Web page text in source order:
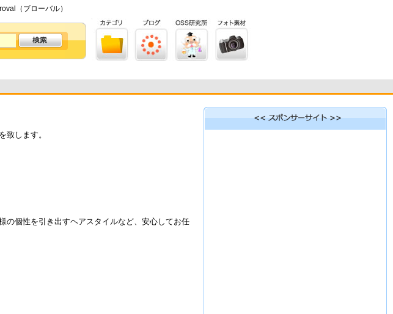
（ブローバル）
致します。
の個性を引き出すヘアスタイルなど、安心してお任